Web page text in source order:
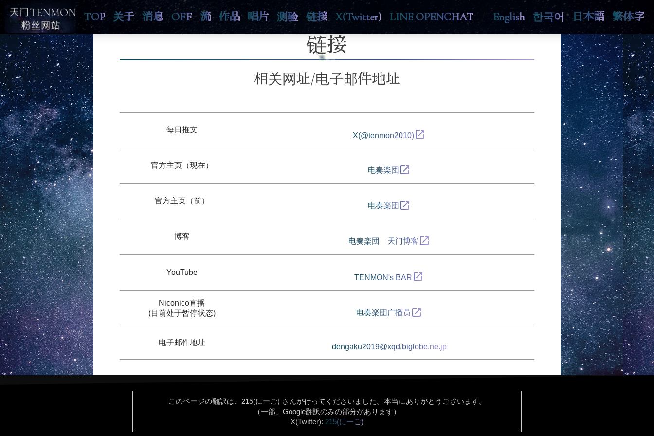
TOP 关于 消息 OFF 流 作品 唱片 测验 链接 X(Twitter) LINE OPENCHAT English 한국어 日本語 繁体字
链接
相关网址/电子邮件地址
每日推文
X(@tenmon2010)open_in_new
官方主页（现在）
电奏楽団 open_in_new
官方主页（前）
电奏楽団 open_in_new
博客
电奏楽団 天门博客 open_in_new
YouTube
TENMON's BAR open_in_new
Niconico直播
(目前处于暂停状态)
电奏楽団广播员 open_in_new
电子邮件地址
dengaku2019@xqd.biglobe.ne.jp
このページの翻訳は、215(にーご) さんが行ってくださいました。本当にありがとうございます。
（一部、Google翻訳のみの部分があります）
X(Twitter): 215(にーご)